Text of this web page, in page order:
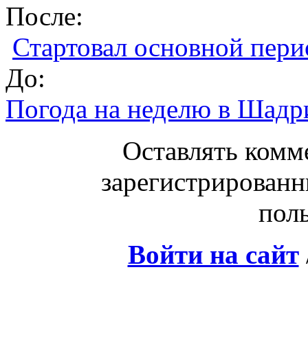
После:
Стартовал основной
До:
Погода на неделю в
Оставлять
Войти на сайт